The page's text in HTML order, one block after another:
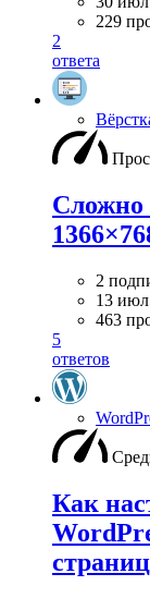
229
2
ответа
Сложно
2
13
463
5
ответов
Как